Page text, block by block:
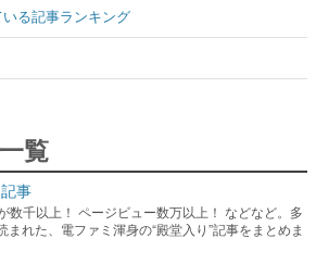
る記事ランキング
覧
事
数千以上！ ページビュー数万以上！ などなど。多
まれた、電ファミ渾身の“殿堂入り”記事をまとめま